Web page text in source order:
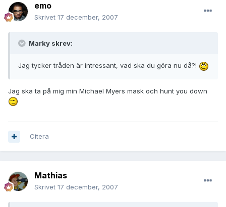
emo
Skrivet 17 december, 2007
Marky skrev:
Jag tycker tråden är intressant, vad ska du göra nu då?!
Jag ska ta på mig min Michael Myers mask och hunt you down
Citera
Mathias
Skrivet 17 december, 2007